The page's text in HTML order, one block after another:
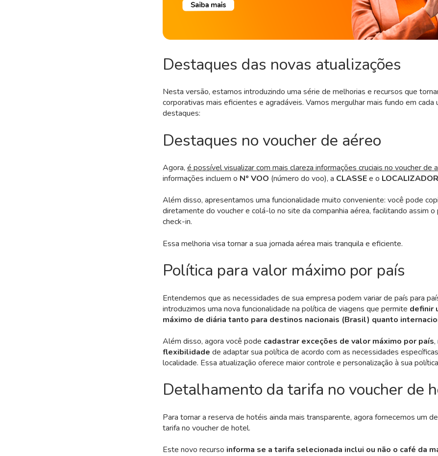
Destaques das novas atualizações
Nesta versão, estamos introduzindo uma série de melhorias e recursos que
corporativas mais eficientes e agradáveis. Vamos mergulhar mais fundo em cada
destaques:
Destaques no voucher de aéreo
Agora, é possível visualizar com mais clareza informações cruciais no voucher de
informações incluem o Nº VOO (número do voo), a CLASSEe o LOCALIZADOR
Além disso, apresentamos uma funcionalidade muito conveniente: você pode
diretamente do voucher e colá-lo no site da companhia aérea, facilitando assim
check-in.
Essa melhoria visa tornar a sua jornada aérea mais tranquila e eficiente.
Política para valor máximo por país
Entendemos que as necessidades de sua empresa podem variar de país para
introduzimos uma nova funcionalidade na política de viagens que permite definir
máximo de diária tanto para destinos nacionais (Brasil) quanto
Além disso, agora você pode cadastrar exceções de valor máximo por país,
flexibilidade de adaptar sua política de acordo com as necessidades
localidade. Essa atualização oferece maior controle e personalização à sua
Detalhamento da tarifa no voucher de
Para tornar a reserva de hotéis ainda mais transparente, agora fornecemos um
tarifa no voucher de hotel.
Este novo recurso informa se a tarifa selecionada inclui ou não o café da